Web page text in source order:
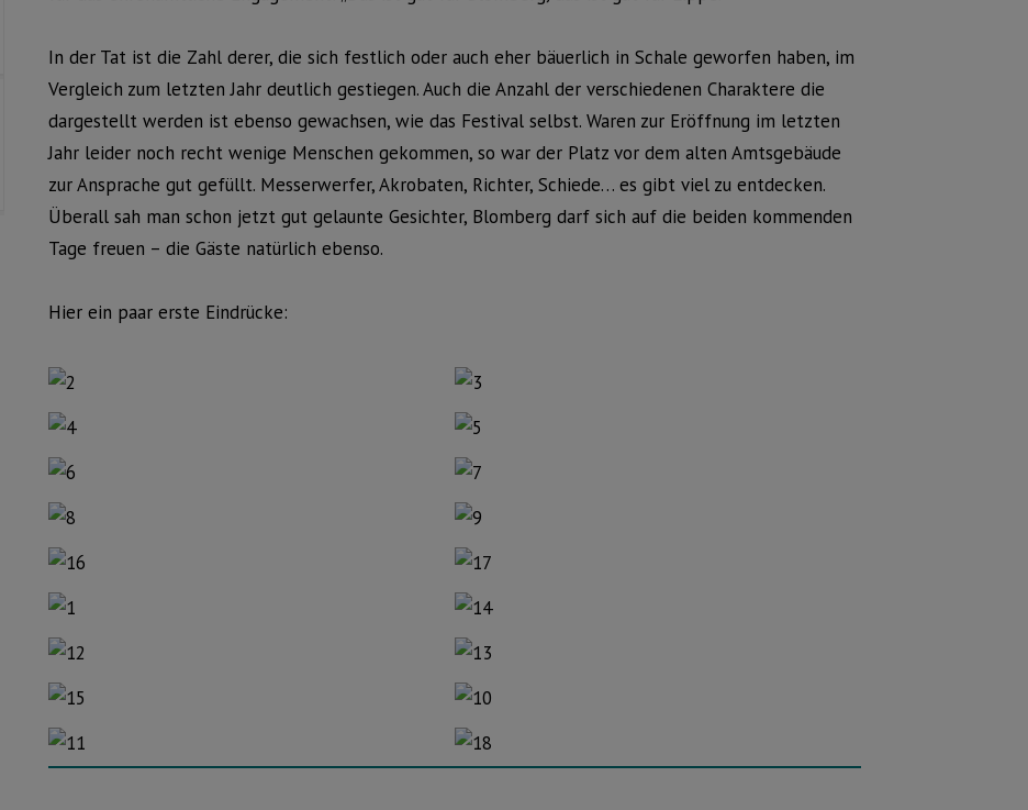
In der Tat ist die Zahl derer, die sich festlich oder auch eher bäuerlich in Schale geworfen haben, im
Vergleich zum letzten Jahr deutlich gestiegen. Auch die Anzahl der verschiedenen Charaktere die
dargestellt werden ist ebenso gewachsen, wie das Festival selbst. Waren zur Eröffnung im letzten
Jahr leider noch recht wenige Menschen gekommen, so war der Platz vor dem alten Amtsgebäude
zur Ansprache gut gefüllt. Messerwerfer, Akrobaten, Richter, Schiede… es gibt viel zu entdecken.
Überall sah man schon jetzt gut gelaunte Gesichter, Blomberg darf sich auf die beiden kommenden
Tage freuen – die Gäste natürlich ebenso.
Hier ein paar erste Eindrücke: